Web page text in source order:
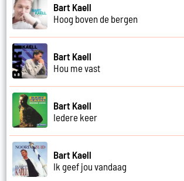
Bart Kaell
Hoog boven de bergen
Bart Kaell
Hou me vast
Bart Kaell
Iedere keer
Bart Kaell
Ik geef jou vandaag